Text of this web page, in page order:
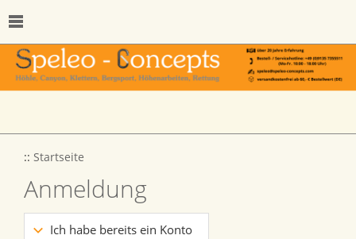
:: Startseite
Anmeldung
Ich habe bereits ein Konto